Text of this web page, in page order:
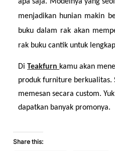
apa saja. Modelnya yang
menjadikan hunian makin
buku dalam rak akan
rak buku cantik untuk
Di Teakfurn kamu akan
produk furniture berkualitas.
memesan secara custom.
dapatkan banyak promonya.
Share this: